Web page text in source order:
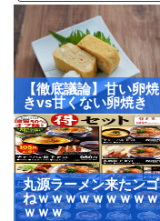
【徹底議論】甘い卵焼
きvs甘くない卵焼き
丸源ラーメン来たンゴ
ねｗｗｗｗｗｗｗｗｗ
ｗｗｗ